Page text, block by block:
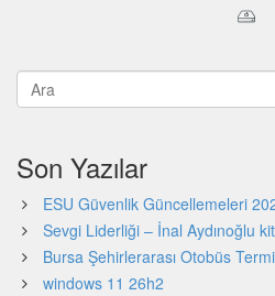
Son Yazılar
ESU Güvenlik Güncellemeleri
Sevgi Liderliği – İnal Aydınoğlu
Bursa Şehirlerarası Otobüs
windows 11 26h2